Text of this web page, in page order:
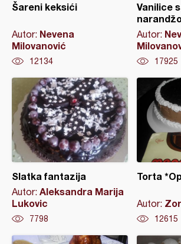
Šareni keksići
Autor: Nevena
Milovanović
12134
Vanilice
Autor:
17925
Slatka fantazija
Autor: Aleksandra Marija
Lukovic
7798
Torta
Autor:
12615